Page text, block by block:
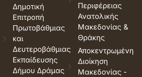
Δημοτική
Επιτροπή
Πρωτοβάθμιας
και
Δευτεροβάθμιας
Εκπαίδευσης
Δήμου Δράμας
Περιφέρειας
Ανατολικής
Μακεδονίας &
Θράκης
Αποκεντρωμένη
Διοίκηση
Μακεδονίας -